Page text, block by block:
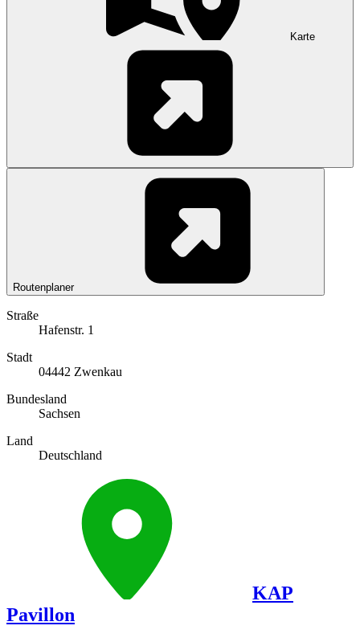
Karte
Routenplaner
Straße
Hafenstr. 1
Stadt
04442 Zwenkau
Bundesland
Sachsen
Land
Deutschland
KAP
Pavillon